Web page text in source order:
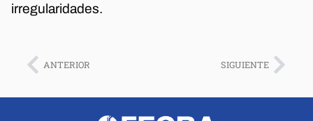
irregularidades.
ANTERIOR SIGUIENTE